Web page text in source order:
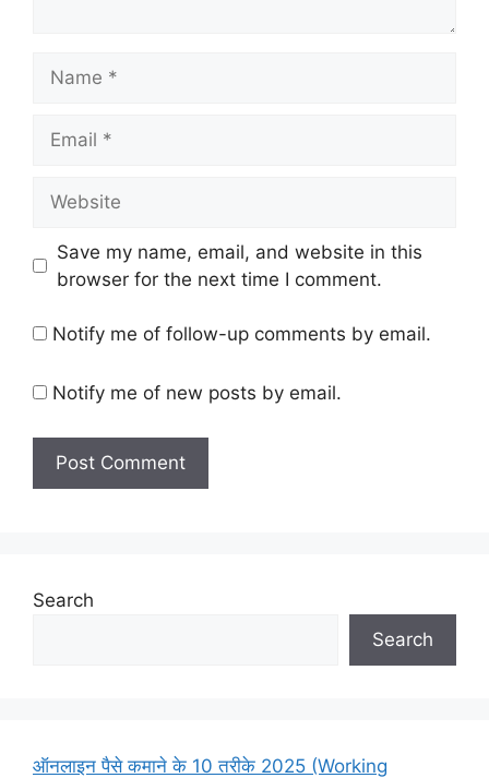
Save my name, email, and website in this
browser for the next time I comment.
Notify me of follow-up comments by email.
Notify me of new posts by email.
Search
Search
ऑनलाइन पैसे कमाने के 10 तरीके 2025 (Working